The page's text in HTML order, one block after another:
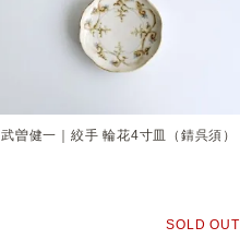
武曽健一｜絞手 輪花4寸皿（錆呉須）
SOLD OUT